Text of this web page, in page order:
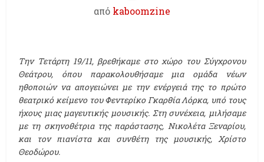
από kaboomzine
Την Τετάρτη 19/11, βρεθήκαμε στο χώρο του Σύγχρονου
Θεάτρου, όπου παρακολουθήσαμε μια ομάδα νέων
ηθοποιών να απογειώνει με την ενέργειά της το πρώτο
θεατρικό κείμενο του Φεντερίκο Γκαρθία Λόρκα, υπό τους
ήχους μιας μαγευτικής μουσικής. Στη συνέχεια, μιλήσαμε
με τη σκηνοθέτρια της παράστασης, Νικολέτα Ξεναρίου,
και τον πιανίστα και συνθέτη της μουσικής, Χρίστο
Θεοδώρου.